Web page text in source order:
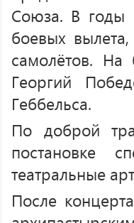
Союза. В годы
боевых
самолётов. На
Георгий
Геббельса.
По доброй
постановке
театральные
После